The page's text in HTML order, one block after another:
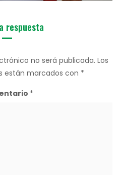
respuesta
no será publicada. Los
están marcados con *
*